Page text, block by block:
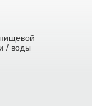
/ воды